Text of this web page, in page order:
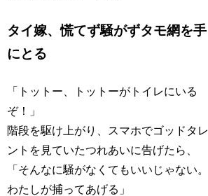
タイ嫁、慌てず騒がずタモ網を手
にとる
「トットー、トットーがトイレにいる
ぞ！」
階段を駆け上がり、スマホでゴッドタレ
ントを見ていたつれあいに告げたら、
「そんなに騒がなくてもいいじゃない。
わたしが捕ってあげる」